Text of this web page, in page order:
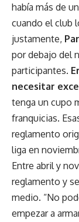
había más de
cuando el club
justamente,
por debajo del
participantes.
necesitar
tenga un cupo
franquicias.
reglamento
liga en
Entre abril y
reglamento y
medio. “No
empezar a